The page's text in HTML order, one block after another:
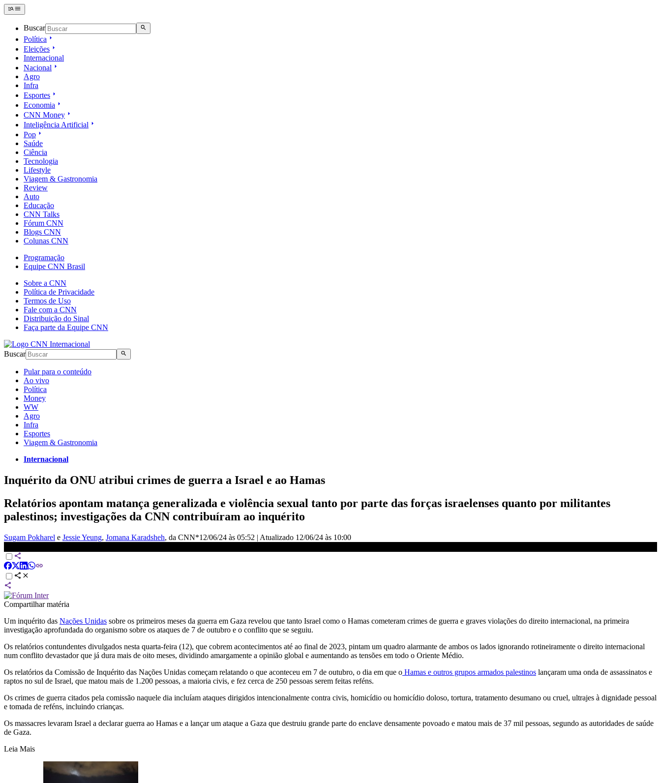
Buscar
Política
Eleições
Internacional
Nacional
Agro
Infra
Esportes
Economia
CNN Money
Inteligência Artificial
Pop
Saúde
Ciência
Tecnologia
Lifestyle
Viagem & Gastronomia
Review
Auto
Educação
CNN Talks
Fórum CNN
Blogs CNN
Colunas CNN
Programação
Equipe CNN Brasil
Sobre a CNN
Política de Privacidade
Termos de Uso
Fale com a CNN
Distribuição do Sinal
Faça parte da Equipe CNN
Buscar
Pular para o conteúdo
Ao vivo
Política
Money
WW
Agro
Infra
Esportes
Viagem & Gastronomia
Internacional
Inquérito da ONU atribui crimes de guerra a Israel e ao Hamas
Relatórios apontam matança generalizada e violência sexual tanto por parte das forças israelenses quanto por militantes
palestinos; investigações da CNN contribuíram ao inquérito
Sugam Pokharel e Jessie Yeung, Jomana Karadsheh, da CNN*12/06/24 às 05:52 | Atualizado 12/06/24 às 10:00
Compartilhar matéria
Um inquérito das Nações Unidas sobre os primeiros meses da guerra em Gaza revelou que tanto Israel como o Hamas cometeram crimes de guerra e graves violações do direito internacional, na primeira
investigação aprofundada do organismo sobre os ataques de 7 de outubro e o conflito que se seguiu.
Os relatórios contundentes divulgados nesta quarta-feira (12), que cobrem acontecimentos até ao final de 2023, pintam um quadro alarmante de ambos os lados ignorando rotineiramente o direito internacional
num conflito devastador que já dura mais de oito meses, dividindo amargamente a opinião global e aumentando as tensões em todo o Oriente Médio.
Os relatórios da Comissão de Inquérito das Nações Unidas começam relatando o que aconteceu em 7 de outubro, o dia em que o Hamas e outros grupos armados palestinos lançaram uma onda de assassinatos e
raptos no sul de Israel, que matou mais de 1.200 pessoas, a maioria civis, e fez cerca de 250 pessoas serem feitas reféns.
Os crimes de guerra citados pela comissão naquele dia incluíam ataques dirigidos intencionalmente contra civis, homicídio ou homicídio doloso, tortura, tratamento desumano ou cruel, ultrajes à dignidade pessoal
e tomada de reféns, incluindo crianças.
Os massacres levaram Israel a declarar guerra ao Hamas e a lançar um ataque a Gaza que destruiu grande parte do enclave densamente povoado e matou mais de 37 mil pessoas, segundo as autoridades de saúde
de Gaza.
Leia Mais